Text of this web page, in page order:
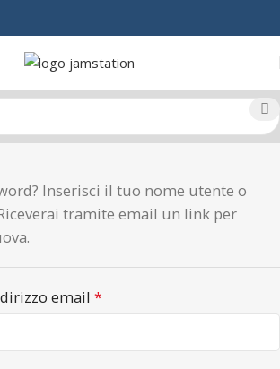
Inserisci il tuo nome utente o
tramite email un link per
email *